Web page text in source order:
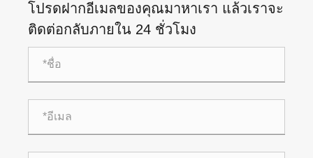
โปรดฝากอีเมลของคุณมาหาเรา แล้วเราจะ
ติดต่อกลับภายใน 24 ชั่วโมง